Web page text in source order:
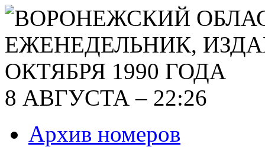
8 АВГУСТА – 22:26
Архив номеров